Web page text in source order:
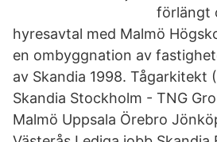
förlängt
hyresavtal med Malmö
en ombyggnation av
av Skandia 1998. Tågarkitekt
Skandia Stockholm - TNG
Malmö Uppsala Örebro